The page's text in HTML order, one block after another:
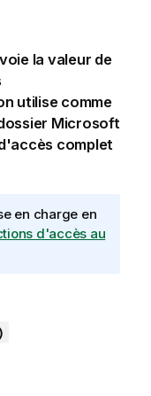
la valeur de
utilise comme
Microsoft
complet
en charge en
d'accès au